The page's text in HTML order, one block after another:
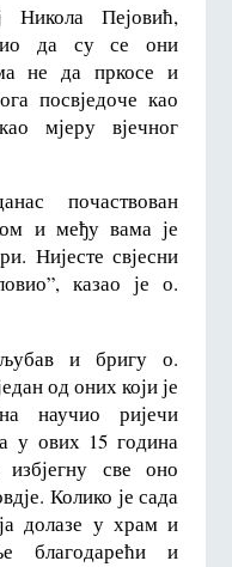
Никола Пејовић,
да су се они
не да пркосе и
посвједоче као
мјеру вјечног
почаствован
и међу вама је
Нијесте свјесни
казао је о.
и бригу о.
од оних који је
научио ријечи
у ових 15 година
све оно
Колико је сада
долазе у храм и
благодарећи и